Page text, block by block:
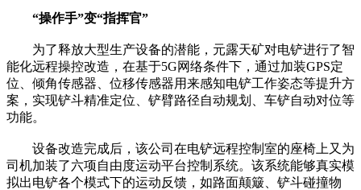
“操作手”变“指挥官”
为了释放大型生产设备的潜能，元露天矿对电铲进行了智
能化远程操控改造，在基于5G网络条件下，通过加装GPS定
位、倾角传感器、位移传感器用来感知电铲工作姿态等提升方
案，实现铲斗精准定位、铲臂路径自动规划、车铲自动对位等
功能。
设备改造完成后，该公司在电铲远程控制室的座椅上又为
司机加装了六项自由度运动平台控制系统。该系统能够真实模
拟出电铲各个模式下的运动反馈，如路面颠簸、铲斗碰撞物